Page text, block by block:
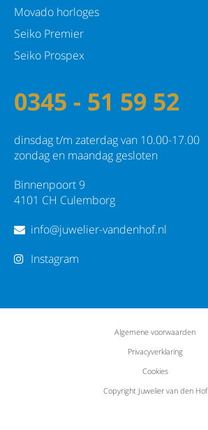
Movado horloges
Seiko Premier
Seiko Prospex
0345 - 51 59 52
dinsdag t/m zaterdag van 10.00-17.00
zondag en maandag gesloten
Binnenpoort 9
4101 CH Culemborg
info@juwelier-vandenhof.nl
Instagram
Algemene voorwaarden
Privacyverklaring
Cookies
Copyright Juwelier van den Hof